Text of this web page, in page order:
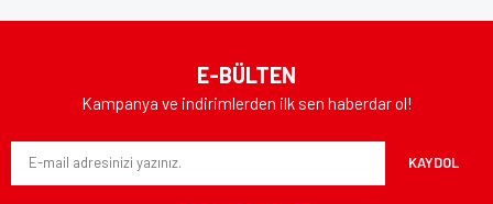
E-BÜLTEN
Kampanya ve indirimlerden ilk sen haberdar ol!
KAYDOL